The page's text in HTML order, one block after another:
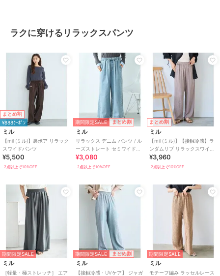
ラクに穿けるリラックスパンツ
まとめ割
¥888ｸｰﾎﾟﾝ
ミル
【mil (ミル)】裏ボア リラック
スワイドパンツ
¥5,500
2点以上で10%OFF
期間限定SALE まとめ割
ミル
リラックス デニム パンツ / ル
ーズストレート セミワイド
【mil (ミル)】
¥3,080
2点以上で10%OFF
まとめ割
ミル
【mil (ミル)】【接触冷感】ラ
ンダムリブ リラックスワイド
パンツ
¥3,960
2点以上で10%OFF
期間限定SALE
ミル
［軽量・極ストレッチ］ エア
期間限定SALE まとめ割
ミル
【接触冷感・UVケア】 ジャガ
期間限定SALE
ミル
モチーフ編み ラッセルレース